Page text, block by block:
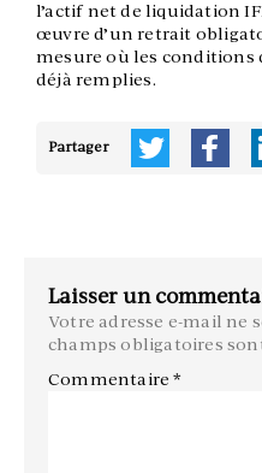
l’actif net de liquidation
œuvre d’un retrait
mesure où les conditions
déjà remplies.
Partager
Laisser un
Votre adresse e-mail ne
champs obligatoires
Commentaire*